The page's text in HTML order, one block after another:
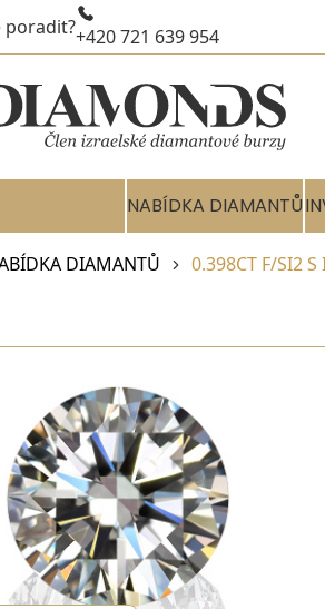
poradit?+420 721 639 954
NABÍDKA DIAMANTŮ
DIAMANTŮ 0.398CT F/SI2 S